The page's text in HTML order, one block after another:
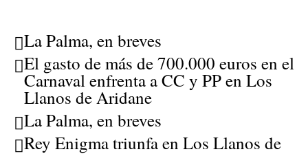
La Palma, en breves
El gasto de más de 700.000 euros en el
Carnaval enfrenta a CC y PP en Los
Llanos de Aridane
La Palma, en breves
Rey Enigma triunfa en Los Llanos de